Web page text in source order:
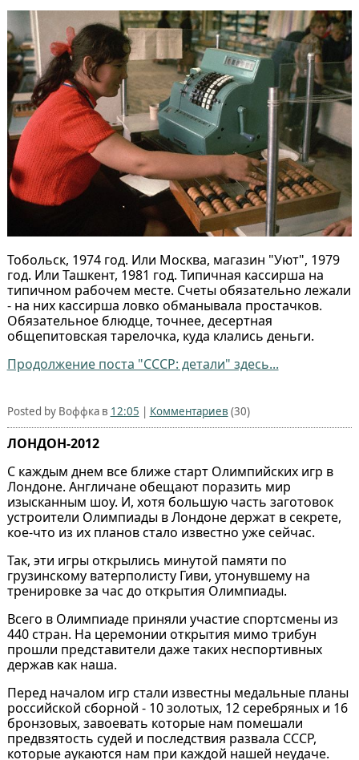
Тобольск, 1974 год. Или Москва, магазин "Уют", 1979
год. Или Ташкент, 1981 год. Типичная кассирша на
типичном рабочем месте. Счеты обязательно лежали
- на них кассирша ловко обманывала простачков.
Обязательное блюдце, точнее, десертная
общепитовская тарелочка, куда клались деньги.
Продолжение поста "СССР: детали" здесь...
Posted by Воффка в 12:05 | Комментариев (30)
ЛОНДОН-2012
С каждым днем все ближе старт Олимпийских игр в
Лондоне. Англичане обещают поразить мир
изысканным шоу. И, хотя большую часть заготовок
устроители Олимпиады в Лондоне держат в секрете,
кое-что из их планов стало известно уже сейчас.
Так, эти игры открылись минутой памяти по
грузинскому ватерполисту Гиви, утонувшему на
тренировке за час до открытия Олимпиады.
Всего в Олимпиаде приняли участие спортсмены из
440 стран. На церемонии открытия мимо трибун
прошли представители даже таких неспортивных
держав как наша.
Перед началом игр стали известны медальные планы
российской сборной - 10 золотых, 12 серебряных и 16
бронзовых, завоевать которые нам помешали
предвзятость судей и последствия развала СССР,
которые аукаются нам при каждой нашей неудаче.